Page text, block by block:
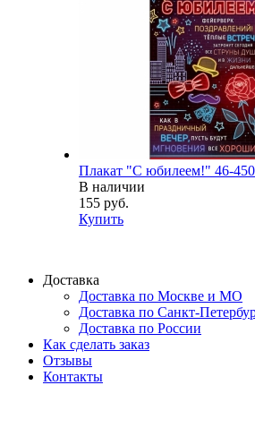
Плакат "С юбилеем!" 46-
В наличии
155 руб.
Купить
Доставка
Доставка по Москве и МО
Доставка по Санкт-
Доставка по России
Как сделать заказ
Отзывы
Контакты